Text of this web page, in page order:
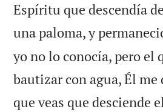
Espíritu que descendía
una paloma, y
yo no lo conocía, pero el
bautizar con agua, Él me
que veas que desciende